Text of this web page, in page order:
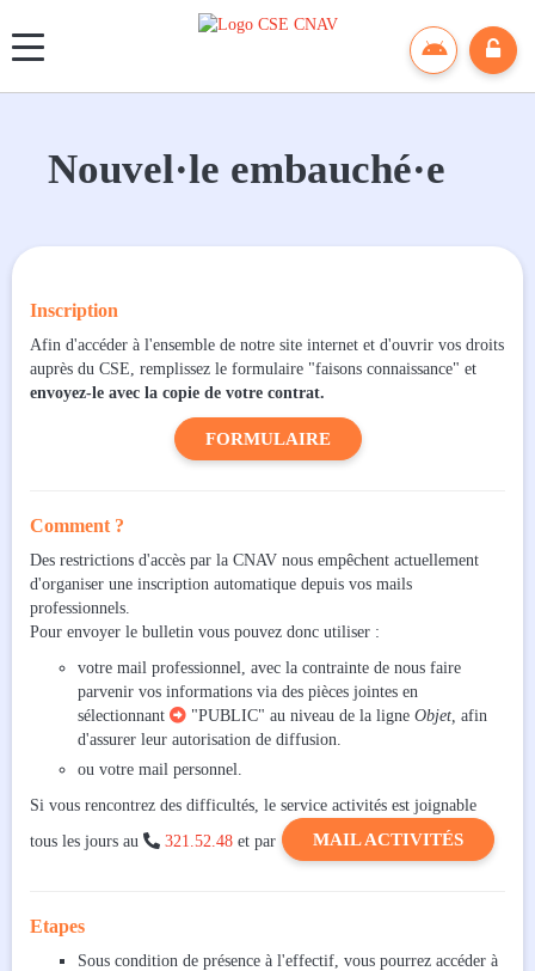
Nouvel·le embauché·e
Inscription
Afin d'accéder à l'ensemble de notre site internet et d'ouvrir vos droits
auprès du CSE, remplissez le formulaire "faisons connaissance" et
envoyez-le avec la copie de votre contrat.
FORMULAIRE
Comment ?
Des restrictions d'accès par la CNAV nous empêchent actuellement
d'organiser une inscription automatique depuis vos mails
professionnels.
Pour envoyer le bulletin vous pouvez donc utiliser :
votre mail professionnel, avec la contrainte de nous faire
parvenir vos informations via des pièces jointes en
sélectionnant  "PUBLIC" au niveau de la ligne Objet, afin
d'assurer leur autorisation de diffusion.
ou votre mail personnel.
Si vous rencontrez des difficultés, le service activités est joignable
tous les jours au  321.52.48 et par MAIL ACTIVITÉS
Etapes
Sous condition de présence à l'effectif, vous pourrez accéder à
Panneau de gestion des cookies